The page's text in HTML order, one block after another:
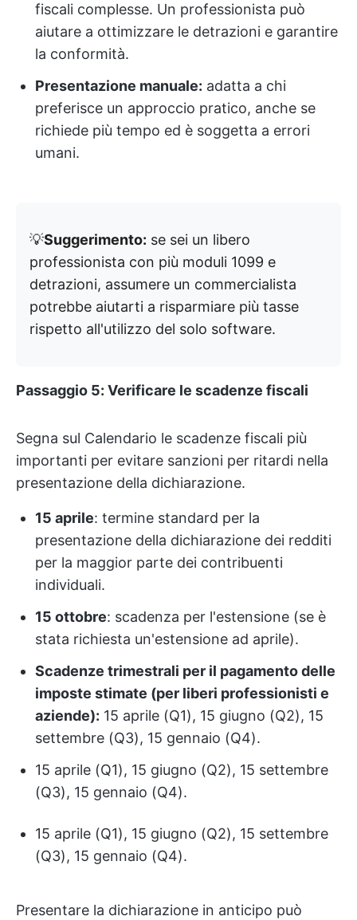
fiscali complesse. Un professionista può
aiutare a ottimizzare le detrazioni e garantire
la conformità.
Presentazione manuale: adatta a chi
preferisce un approccio pratico, anche se
richiede più tempo ed è soggetta a errori
umani.
💡Suggerimento: se sei un libero
professionista con più moduli 1099 e
detrazioni, assumere un commercialista
potrebbe aiutarti a risparmiare più tasse
rispetto all'utilizzo del solo software.
Passaggio 5: Verificare le scadenze fiscali
Segna sul Calendario le scadenze fiscali più
importanti per evitare sanzioni per ritardi nella
presentazione della dichiarazione.
15 aprile: termine standard per la
presentazione della dichiarazione dei redditi
per la maggior parte dei contribuenti
individuali.
15 ottobre: scadenza per l'estensione (se è
stata richiesta un'estensione ad aprile).
Scadenze trimestrali per il pagamento delle
imposte stimate (per liberi professionisti e
aziende): 15 aprile (Q1), 15 giugno (Q2), 15
settembre (Q3), 15 gennaio (Q4).
15 aprile (Q1), 15 giugno (Q2), 15 settembre
(Q3), 15 gennaio (Q4).
15 aprile (Q1), 15 giugno (Q2), 15 settembre
(Q3), 15 gennaio (Q4).
Presentare la dichiarazione in anticipo può